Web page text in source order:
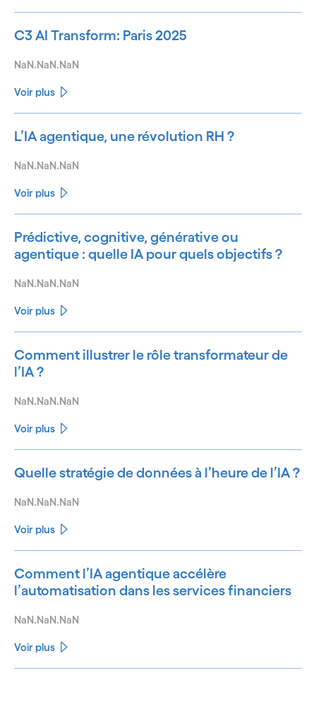
C3 AI Transform: Paris 2025
NaN.NaN.NaN
Voir plus
L’IA agentique, une révolution RH ?
NaN.NaN.NaN
Voir plus
Prédictive, cognitive, générative ou
agentique : quelle IA pour quels objectifs ?
NaN.NaN.NaN
Voir plus
Comment illustrer le rôle transformateur de
l’IA ?
NaN.NaN.NaN
Voir plus
Quelle stratégie de données à l’heure de l’IA ?
NaN.NaN.NaN
Voir plus
Comment l’IA agentique accélère
l’automatisation dans les services financiers
NaN.NaN.NaN
Voir plus